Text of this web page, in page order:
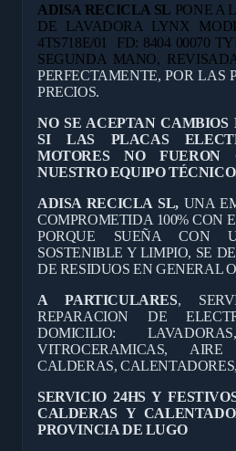
ADISA RECICLA SL PONE A
DE LAVADORA LYNX
4TS718E/01 FD: 8404 00070
SEGUNDA MANO,
PERFECTAMENTE, POR LAS
PRECIOS.
NO SE ACEPTAN CAMBIOS
SI LAS PLACAS
MOTORES NO FUERON
NUESTRO EQUIPO
ADISA RECICLA SL, UNA
COMPROMETIDA 100% CON
PORQUE SUEÑA CON
SOSTENIBLE Y LIMPIO, SE
DE RESIDUOS EN GENERAL
A PARTICULARES,
REPARACION DE
DOMICILIO:
VITROCERAMICAS, AIRE
CALDERAS,
SERVICIO 24HS Y
CALDERAS Y
PROVINCIA DE LUGO